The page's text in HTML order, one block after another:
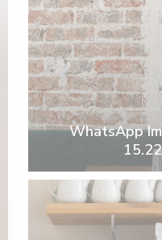
WhatsApp